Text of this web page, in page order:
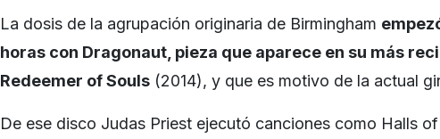
La dosis de la agrupación originaria de Birmingham
horas con Dragonaut, pieza que aparece en su más
Redeemer of Souls (2014), y que es motivo de la actual
De ese disco Judas Priest ejecutó canciones como Halls of